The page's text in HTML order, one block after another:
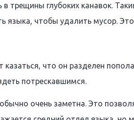
трещины глубоких канавок.
языка, чтобы удалить мусор.
казаться, что он разделен
потрескавшимся.
очень заметна. Это